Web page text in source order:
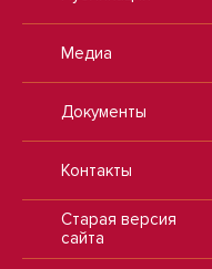
Медиа
Документы
Контакты
Старая версия
сайта